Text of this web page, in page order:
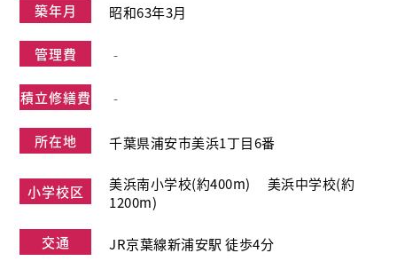
築年月 昭和63年3月
管理費 ‐
積立修繕費 ‐
所在地 千葉県浦安市美浜1丁⽬6番
小学校区
美浜南⼩学校(約400m) 美浜中学校(約
1200m)
交通 JR京葉線新浦安駅 徒歩4分